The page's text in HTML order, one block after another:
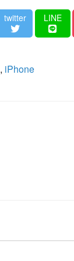
twitter LINE
, iPhone